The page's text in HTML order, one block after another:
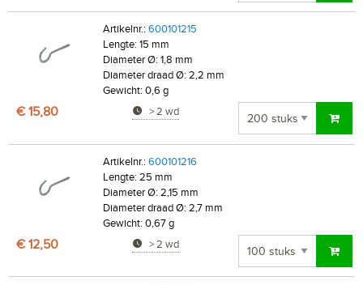
Artikelnr.: 600101215
Lengte: 15 mm
Diameter Ø: 1,8 mm
Diameter draad Ø: 2,2 mm
Gewicht: 0,6 g
€ 15,80 > 2 wd
Artikelnr.: 600101216
Lengte: 25 mm
Diameter Ø: 2,15 mm
Diameter draad Ø: 2,7 mm
Gewicht: 0,67 g
€ 12,50 > 2 wd